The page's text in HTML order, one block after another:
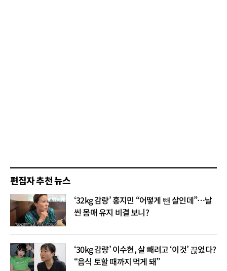
편집자 추천 뉴스
‘32kg 감량’ 홍지민 “어떻게 뺀 살인데”…날
씬 몸매 유지 비결 보니?
‘30kg 감량’ 이수현, 살 빼려고 ‘이것’ 끊었다?
“음식 토할 때까지 먹게 돼”